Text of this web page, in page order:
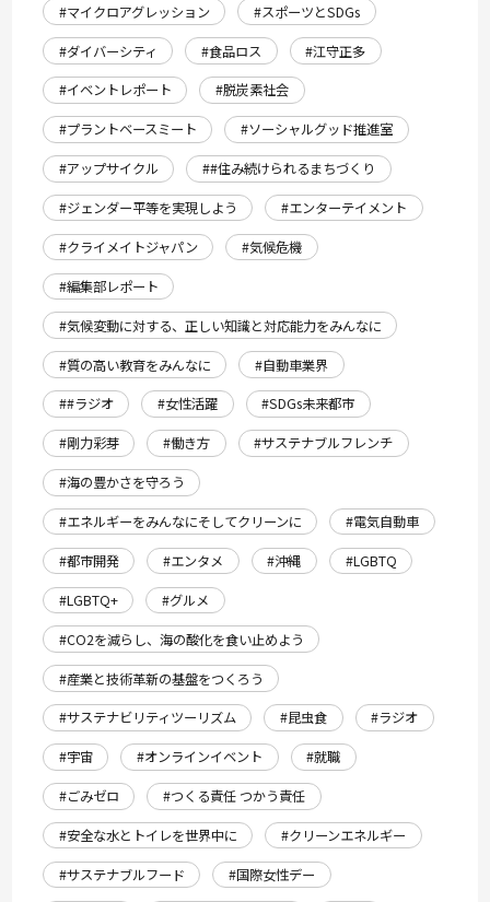
#マイクロアグレッション
#スポーツとSDGs
#ダイバーシティ
#食品ロス
#江守正多
#イベントレポート
#脱炭素社会
#プラントベースミート
#ソーシャルグッド推進室
#アップサイクル
##住み続けられるまちづくり
#ジェンダー平等を実現しよう
#エンターテイメント
#クライメイトジャパン
#気候危機
#編集部レポート
#気候変動に対する、正しい知識と対応能力をみんなに
#質の高い教育をみんなに
#自動車業界
##ラジオ
#女性活躍
#SDGs未来都市
#剛力彩芽
#働き方
#サステナブルフレンチ
#海の豊かさを守ろう
#エネルギーをみんなにそしてクリーンに
#電気自動車
#都市開発
#エンタメ #沖縄
#LGBTQ
#LGBTQ+
#グルメ
#CO2を減らし、海の酸化を食い止めよう
#産業と技術革新の基盤をつくろう
#サステナビリティツーリズム
#昆虫食
#ラジオ
#宇宙
#オンラインイベント
#就職
#ごみゼロ
#つくる責任 つかう責任
#安全な水とトイレを世界中に
#クリーンエネルギー
#サステナブルフード
#国際女性デー